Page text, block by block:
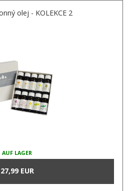
olej - KOLEKCE 2
AUF LAGER
27,99 EUR